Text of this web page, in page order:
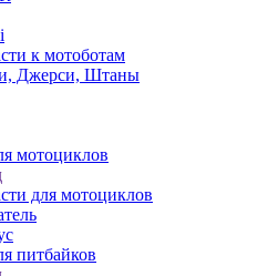
к мотоботам
Джерси, Штаны
мотоциклов
для мотоциклов
питбайков